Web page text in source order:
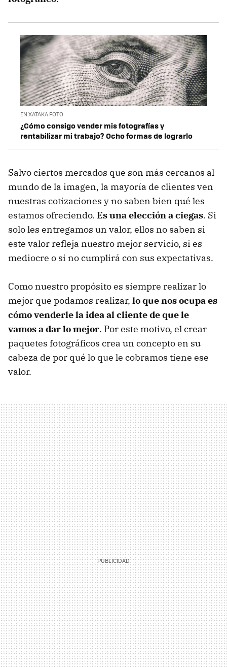
EN XATAKA FOTO
¿Cómo consigo vender mis fotografías y
rentabilizar mi trabajo? Ocho formas de lograrlo
Salvo ciertos mercados que son más cercanos al
mundo de la imagen, la mayoría de clientes ven
nuestras cotizaciones y no saben bien qué les
estamos ofreciendo. Es una elección a ciegas. Si
solo les entregamos un valor, ellos no saben si
este valor refleja nuestro mejor servicio, si es
mediocre o si no cumplirá con sus expectativas.
Como nuestro propósito es siempre realizar lo
mejor que podamos realizar, lo que nos ocupa es
cómo venderle la idea al cliente de que le
vamos a dar lo mejor. Por este motivo, el crear
paquetes fotográficos crea un concepto en su
cabeza de por qué lo que le cobramos tiene ese
valor.